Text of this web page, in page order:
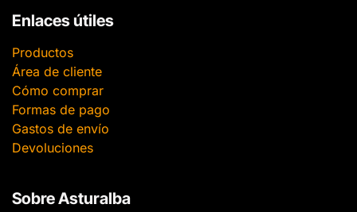
Enlaces útiles
Productos
Área de cliente
Cómo comprar
Formas de pago
Gastos de envío
Devoluciones
Sobre Asturalba